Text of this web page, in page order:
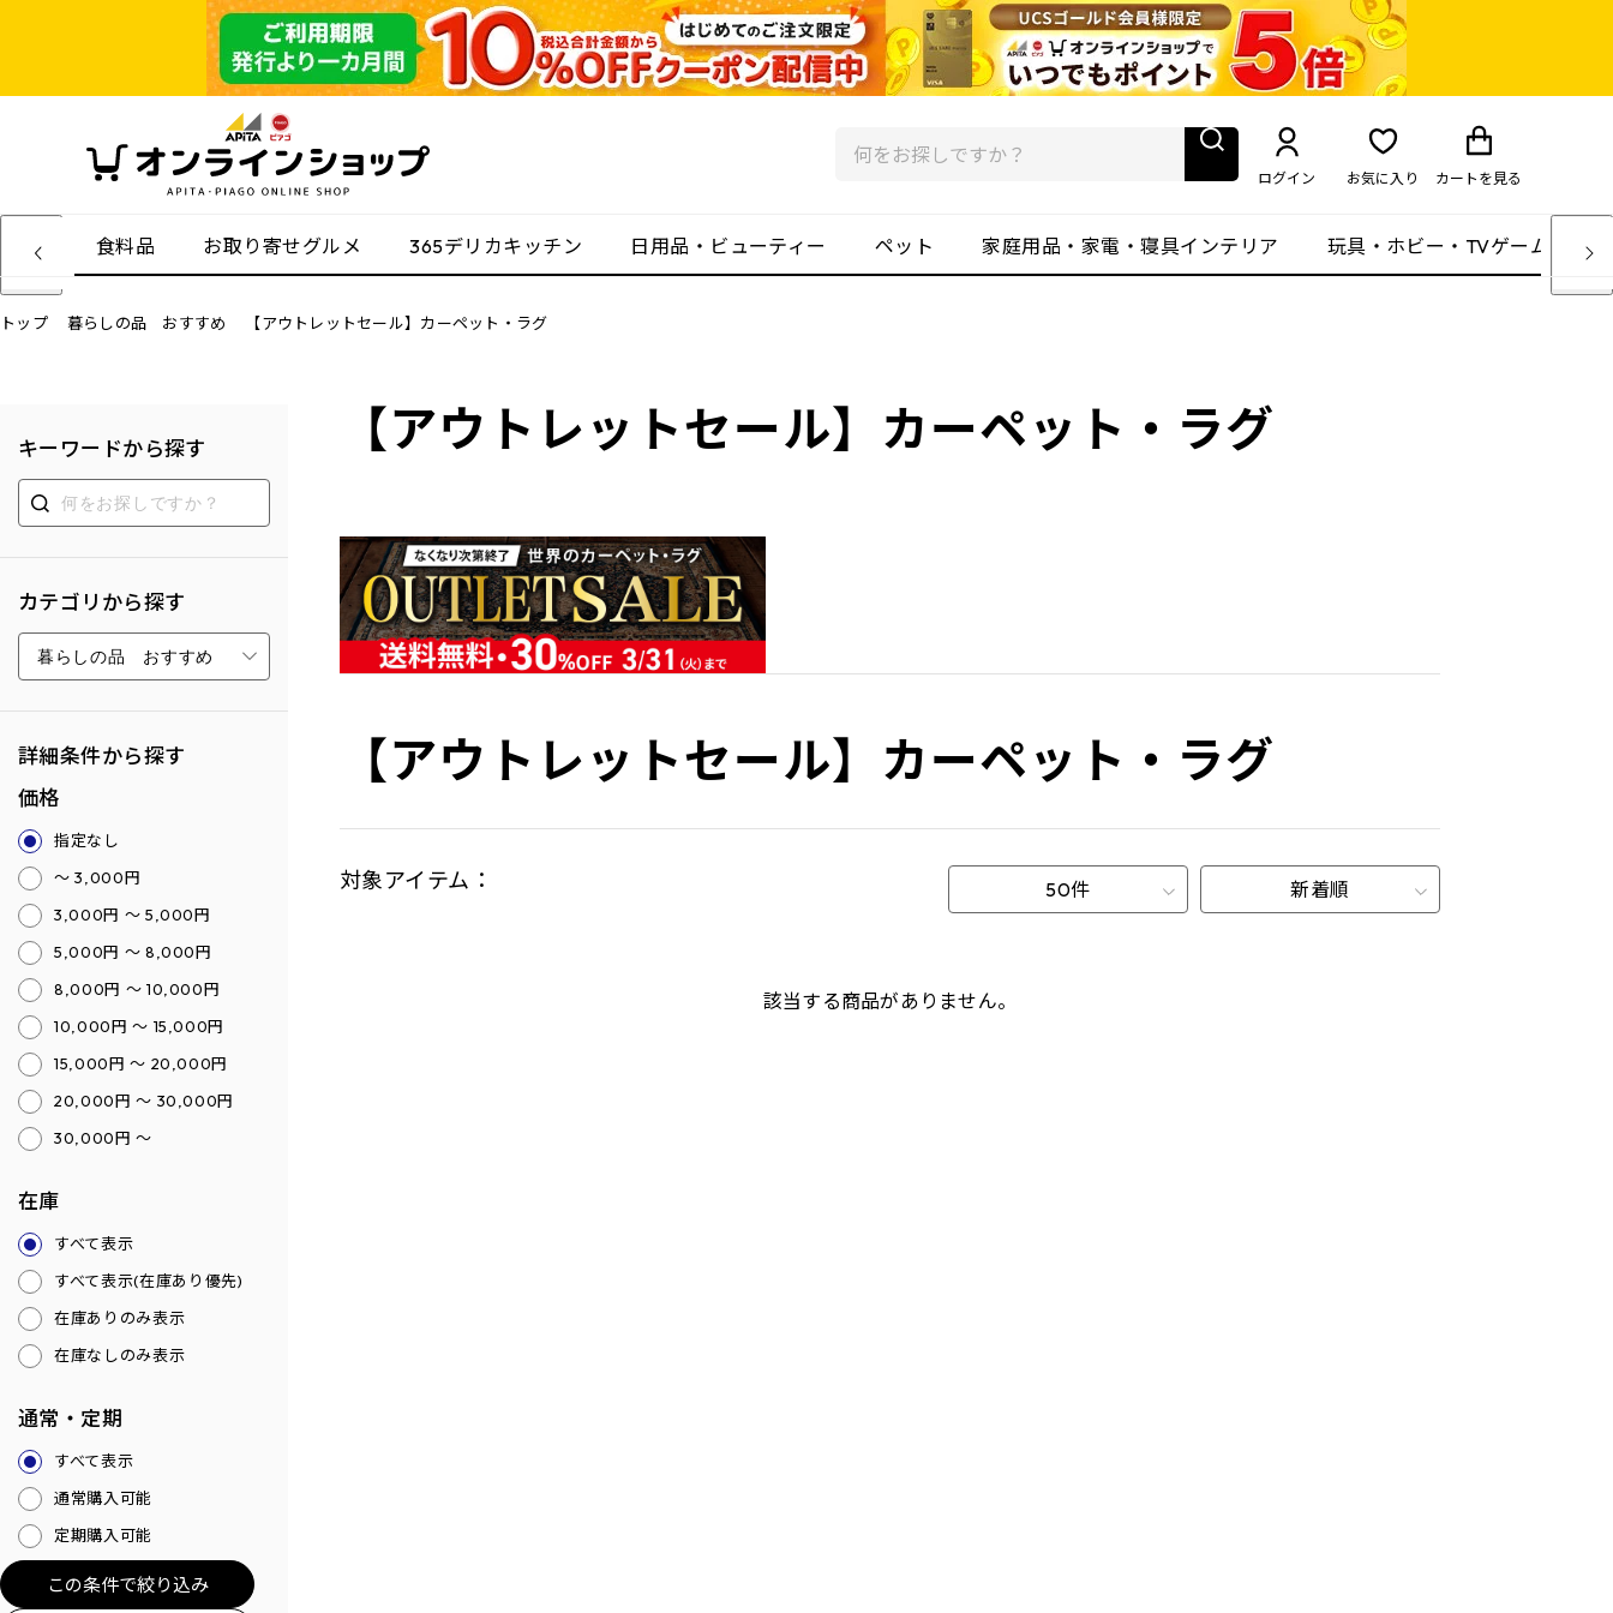
ログイン お気に入り カート を見る
食料品 お取り寄せグルメ 365デリカキッチン 日用品・ビューティー ペット 家庭用品・家電・寝具インテリア 玩具・ホビー・TVゲーム
トップ 暮らしの品 おすすめ 【アウトレットセール】カーペット・ラグ
キーワードから探す
カテゴリから探す
詳細条件から探す
価格
指定なし
～ 3,000円
3,000円 ～ 5,000円
5,000円 ～ 8,000円
8,000円 ～ 10,000円
10,000円 ～ 15,000円
15,000円 ～ 20,000円
20,000円 ～ 30,000円
30,000円 ～
在庫
すべて表示
すべて表示(在庫あり優先)
在庫ありのみ表示
在庫なしのみ表示
通常・定期
すべて表示
通常購入可能
定期購入可能
この条件で絞り込み
【アウトレットセール】カーペット・ラグ
【アウトレットセール】カーペット・ラグ
50件 新着順
対象アイテム：
該当する商品がありません。